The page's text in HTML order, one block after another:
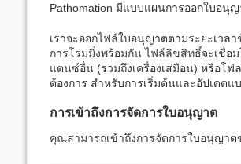
Pathomation มีแบบแผนการออกใบอนุ
เราจะออกไฟล์ใบอนุญาตตามระยะเว
การโรมมิ่งพร้อมกัน ไฟล์ลิขสิทธิ์จะเชื่อ
แตนซ์อื่น (รวมถึงเครื่องเสมือน) หรือโ
ต้องการ สำหรับการเริ่มต้นและอัปเดต
การเข้าถึงการจัดการใบอนุญาต
คุณสามารถเข้าถึงการจัดการใบอนุญาต